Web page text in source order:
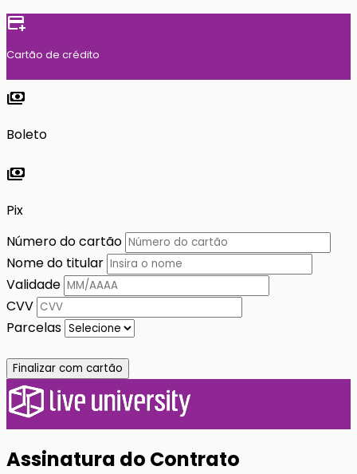
add_card
Cartão de crédito
payments
Boleto
payments
Pix
Número do cartão
Nome do titular
Validade
CVV
Parcelas
Finalizar com cartão
Assinatura do Contrato